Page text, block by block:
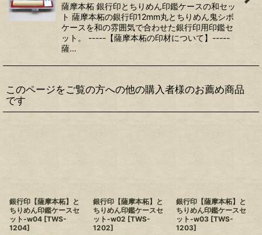
薩摩本柘 銀行印とちりめん印鑑ケースの和セッ
ト 薩摩本柘の銀行印12mm丸とちりめん鬼シボ
ケースを和の雰囲気で合わせた銀行印用印鑑セ
ット。 -----【薩摩本柘の印材について】-----
薩…
このページをご覧の方への他の購入者様のお薦め商品
です
銀行印【薩摩本柘】と
ちりめん印鑑ケースセ
ット-w04 [TWS-
1204]
銀行印【薩摩本柘】と
ちりめん印鑑ケースセ
ット-w02 [TWS-
1202]
銀行印【薩摩本柘】と
ちりめん印鑑ケースセ
ット-w03 [TWS-
1203]